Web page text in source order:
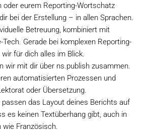
oder eurem Reporting-Wortschatz
bei der Erstellung – in allen Sprachen.
Betreuung, kombiniert mit
Tech. Gerade bei komplexen Reporting-
für dich alles im Blick.
wir mit dir über ns.publish zusammen.
automatisierten Prozessen und
oder Übersetzung.
passen das Layout deines Berichts auf
es keinen Textüberhang gibt, auch in
wie Französisch.